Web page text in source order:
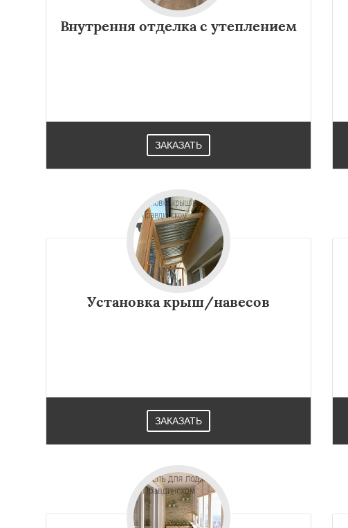
Внутрення отделка с утеплением
ЗАКАЗАТЬ
Установка крыш/навесов
ЗАКАЗАТЬ